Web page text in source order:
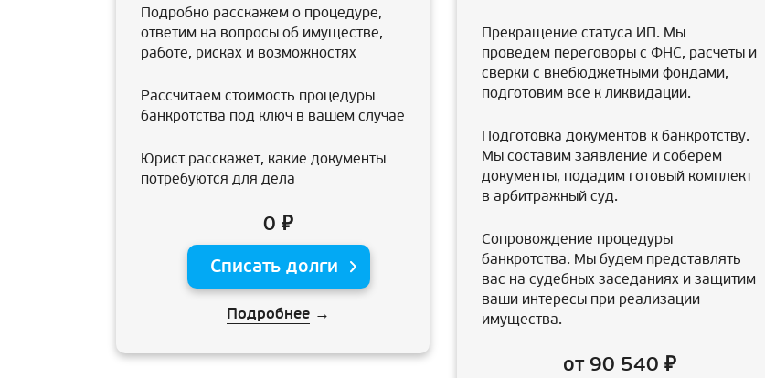
Подробно расскажем о процедуре,
ответим на вопросы об имуществе,
работе, рисках и возможностях
Рассчитаем стоимость процедуры
банкротства под ключ в вашем случае
Юрист расскажет, какие документы
потребуются для дела
0 ₽
Списать долги
Подробнее →
Прекращение статуса ИП. Мы
проведем переговоры с ФНС, расчеты и
сверки с внебюджетными фондами,
подготовим все к ликвидации.
Подготовка документов к банкротству.
Мы составим заявление и соберем
документы, подадим готовый комплект
в арбитражный суд.
Сопровождение процедуры
банкротства. Мы будем представлять
вас на судебных заседаниях и защитим
ваши интересы при реализации
имущества.
от 90 540 ₽